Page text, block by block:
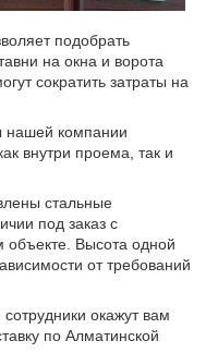
подобрать
на окна и ворота
сократить затраты на
нашей компании
внутри проема, так и
стальные
под заказ с
объекте. Высота одной
от требований
окажут вам
по Алматинской